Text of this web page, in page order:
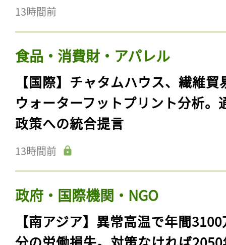
13時間前
食品・消費財・アパレル
【国際】チャタムハウス、繊維貿
ウォーターフットプリント分析。
政策への統合提言
13時間前
政府・国際機関・NGO
【南アジア】異常高温で年間